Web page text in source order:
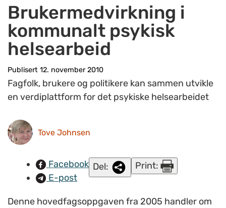
Brukermedvirkning i
kommunalt psykisk
helsearbeid
Publisert 12. november 2010
Fagfolk, brukere og politikere kan sammen utvikle
en verdiplattform for det psykiske helsearbeidet
Tove Johnsen
Facebook
E-post
Del: Print:
Denne hovedfagsoppgaven fra 2005 handler om